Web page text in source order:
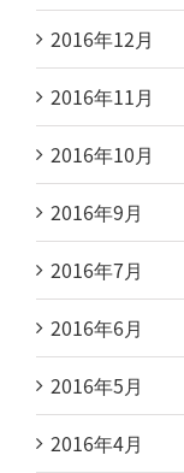
2016年12月
2016年11月
2016年10月
2016年9月
2016年7月
2016年6月
2016年5月
2016年4月